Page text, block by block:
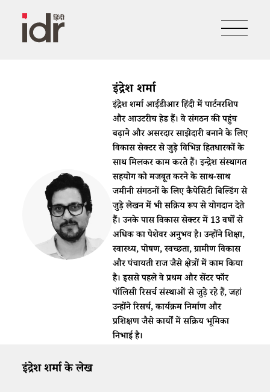
इंद्रेश शर्मा
इंद्रेश शर्मा आईडीआर हिंदी में पार्टनरशिप
और आउटरीच हेड हैं। वे संगठन की पहुंच
बढ़ाने और असरदार साझेदारी बनाने के लिए
विकास सेक्टर से जुड़े विभिन्न हितधारकों के
साथ मिलकर काम करते हैं। इन्द्रेश संस्थागत
सहयोग को मजबूत करने के साथ-साथ
जमीनी संगठनों के लिए कैपेसिटी बिल्डिंग से
जुड़े लेखन में भी सक्रिय रूप से योगदान देते
हैं। उनके पास विकास सेक्टर में 13 वर्षों से
अधिक का पेशेवर अनुभव है। उन्होंने शिक्षा,
स्वास्थ्य, पोषण, स्वच्छता, ग्रामीण विकास
और पंचायती राज जैसे क्षेत्रों में काम किया
है। इससे पहले वे प्रथम और सेंटर फॉर
पॉलिसी रिसर्च संस्थाओं से जुड़े रहे हैं, जहां
उन्होंने रिसर्च, कार्यक्रम निर्माण और
प्रशिक्षण जैसे कार्यों में सक्रिय भूमिका
निभाई है।
इंद्रेश शर्मा के लेख